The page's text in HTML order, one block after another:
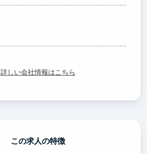
詳しい会社情報はこちら
この求人の特徴